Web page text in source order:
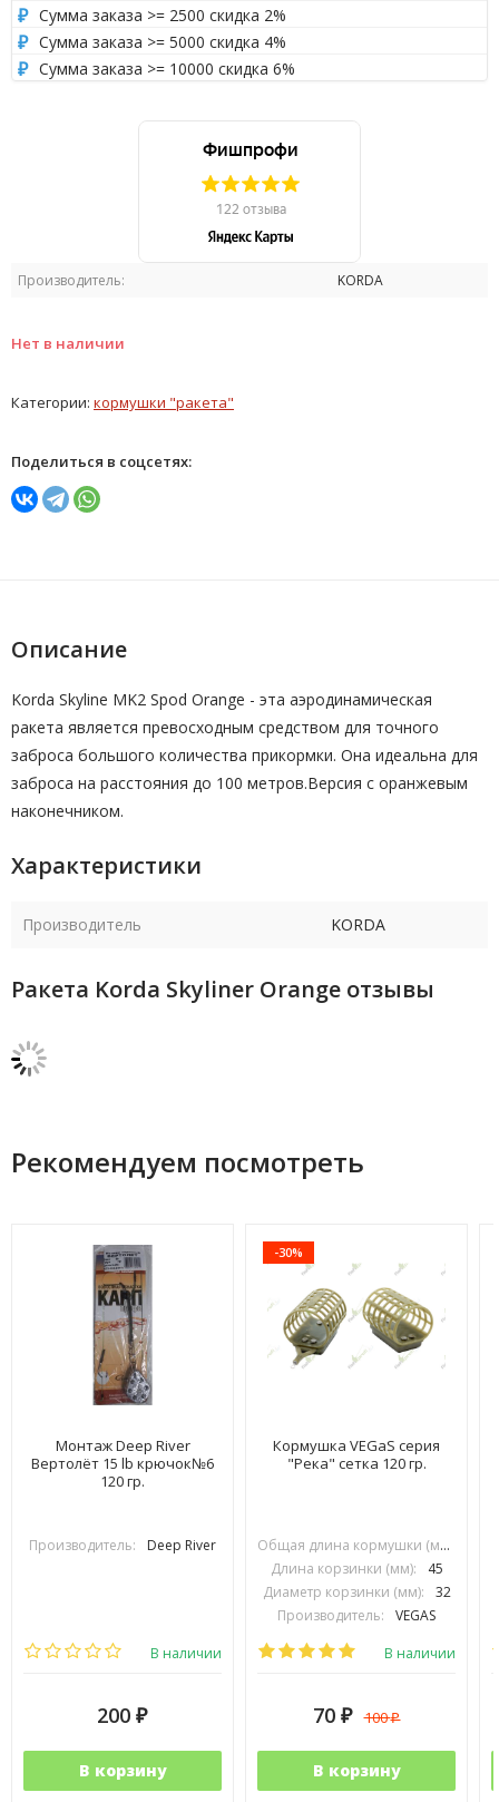
Производитель: KORDA
Нет в наличии
Сумма заказа >= 2500 скидка 2%
Сумма заказа >= 5000 скидка 4%
Сумма заказа >= 10000 скидка 6%
Категории: кормушки "ракета"
Поделиться в соцсетях:
Описание
Korda Skyline MK2 Spod Orange - эта аэродинамическая
ракета является превосходным средством для точного
заброса большого количества прикормки. Она идеальна для
заброса на расстояния до 100 метров.Версия с оранжевым
наконечником.
Характеристики
Производитель KORDA
Ракета Korda Skyliner Orange отзывы
Рекомендуем посмотреть
Монтаж Deep River
Вертолёт 15 lb крючок№6
120 гр.
Производитель: Deep River
В наличии
200 ₽
В корзину
-30%
Кормушка VEGaS серия
"Река" сетка 120 гр.
Общая длина кормушки (мм):
Длина корзинки (мм):
45
Диаметр корзинки (мм):
32
Производитель:
VEGAS
В наличии
70 ₽ 100₽
В корзину